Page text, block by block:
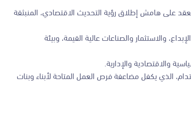
على هامش إطلاق رؤية التحديث الاقتصادي، المنبثقة
والاستثمار والصناعات عالية القيمة، وبيئة
والاقتصادية والإدارية.
الذي يكفل مضاعفة فرص العمل المتاحة لأبناء وبنات